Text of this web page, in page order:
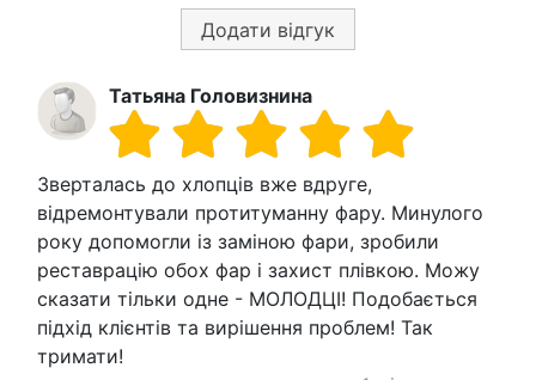
Додати відгук
Татьяна Головизнина
Зверталась до хлопців вже вдруге,
відремонтували протитуманну фару. Минулого
року допомогли із заміною фари, зробили
реставрацію обох фар і захист плівкою. Можу
сказати тільки одне - МОЛОДЦІ! Подобається
підхід клієнтів та вирішення проблем! Так
тримати!